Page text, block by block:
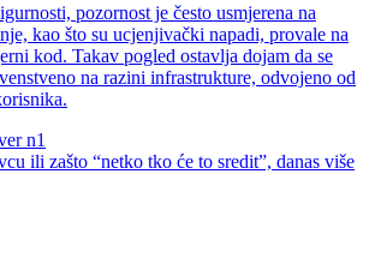
pozornost je često usmjerena na
kao što su ucjenjivački napadi, provale na
kod. Takav pogled ostavlja dojam da se
na razini infrastrukture, odvojeno od
ili zašto “netko tko će to sredit”, danas više